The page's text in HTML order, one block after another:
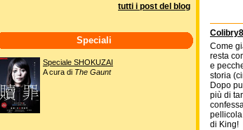
Come
resta
e
storia
Dopo
più di
di King!
tutti i post del blog
Speciali
Speciale SHOKUZAI
A cura di The Gaunt